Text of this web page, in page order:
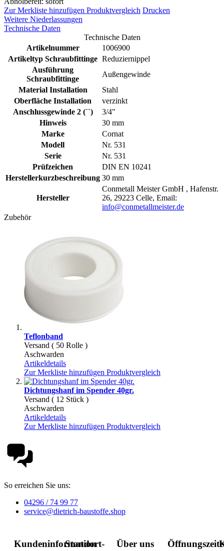
Zur Merkliste hinzufügen Produktvergleich Drucken
Weitere Niederlassungen
Technische Daten
Technische Daten
Artikelnummer
1006900
Artikeltyp Schraubfittinge Reduziernippel
Ausführung
Schraubfittinge
Außengewinde
Material Installation
Stahl
Oberfläche Installation
verzinkt
Anschlussgewinde 2 (``)
3/4"
Hinweis
30 mm
Marke
Cornat
Modell
Nr. 531
Serie
Nr. 531
Prüfzeichen
DIN EN 10241
Herstellerkurzbeschreibung 30 mm
Hersteller
Conmetall Meister GmbH , Hafenstr.
26, 29223 Celle, Email:
info@conmetallmeister.de
Zubehör
Teflonband
Versand ( 50 Rolle )
Aschwarden
Artikeldetails
Zur Merkliste hinzufügen Produktvergleich
Dichtungshanf im Spender 40gr.
Versand ( 12 Stück )
Aschwarden
Artikeldetails
Zur Merkliste hinzufügen Produktvergleich
So erreichen Sie uns:
04296 / 74 99 77
service@dietrich-baustoffe.shop
Kundeninformation
Standort-
Über uns